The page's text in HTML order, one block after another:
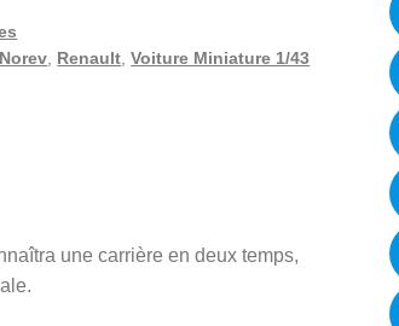
Norev Renault ,Voiture Miniature 1/43
une carrière en deux temps,